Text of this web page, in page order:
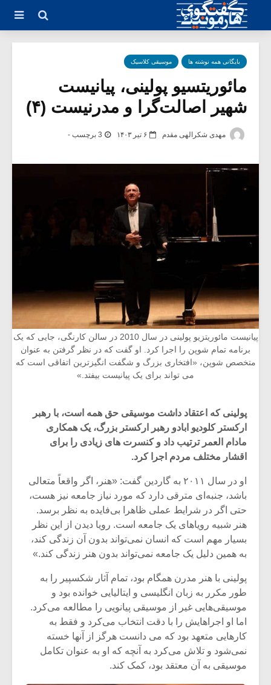
بایگانی همه نوشته ها موسیقی کلاسیک
مائوریتسیو پولینی، پیانیست
شهیر اصالت‌گرا و مدرنیست (۴)
مهدی شکرالهی مقدم ۶ تیر ۱۴۰۳ 3 برچسب -
پیانیست مائوریتزیو پولینی در سال 2010 در سالن کارنگی، جایی که یک
برنامه تمام شوپن را اجرا کرد. او گفت که در نظر گرفتن به عنوان
متخصص شوپن، «افتخاری بزرگ و شگفت انگیزترین اتفاقی است که
می‌ تواند برای یک پیانیست بیفتد.»
پولینی که اعتقاد داشت موسیقی حق همه است، با رهبر
ارکستر کلودیو ابادو رهبر ارکستر بزرگ، یک همکاری
مادام العمر ترتیب داد و کنسرت های زیادی را برای
اقشار مختلف مردم اجرا کرد.
او در سال ۲۰۱۱ به گاردین گفت: «هنر، اگر واقعاً متعالی
باشد، جنبه‌ای مترقی دارد که مورد نیاز جامعه نیز هست،
حتی اگر در شرایط عملی ظاهرا بی‌فایده به نظر برسد.
هنر شبیه رویاهای یک جامعه است. رویا دیدن از این نظر
بسیار مهم است که انسان نمی‌تواند بدون آن زندگی کند،
به همین دلیل یک جامعه نمی‌تواند بدون هنر زندگی کند.»
پولینی با هنر مدرن همگام بود، تمام آثار شکسپیر را به
طور مکرر به زبان انگلیسی و ایتالیایی خوانده بود و
موسیقی‌هایی غیر از موسیقی پیانویی را مطالعه می‌کرد.
اما او اجراهایش را با دقت انتخاب می‌‌کرد و فقط به
کارهایی متعهد بود که می‌ دانست هرگز از آنها خسته
نمی‌شود و تلاش می‌کرد به آنچه که او به عنوان تکامل
موسیقی به آن معتقد بود، کمک کند.